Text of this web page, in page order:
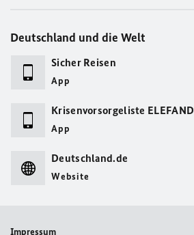
Deutschland und die Welt
Sicher Reisen
App
Krisenvorsorgeliste ELEFAND
App
Deutschland.de
Website
Impressum